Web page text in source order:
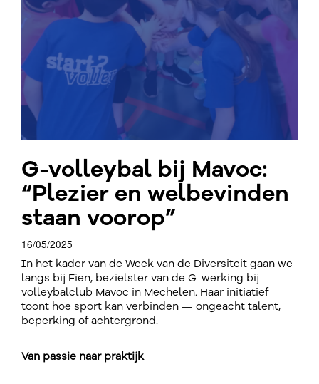
G-volleybal bij Mavoc:
“Plezier en welbevinden
staan voorop”
16/05/2025
In het kader van de Week van de Diversiteit gaan we
langs bij Fien, bezielster van de G-werking bij
volleybalclub Mavoc in Mechelen. Haar initiatief
toont hoe sport kan verbinden — ongeacht talent,
beperking of achtergrond.
Van passie naar praktijk